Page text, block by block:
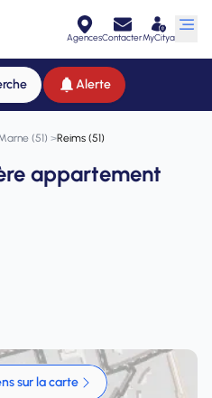
AgencesContacterMyCitya
Alerte
(51) >Reims (51)
appartement
sur la carte